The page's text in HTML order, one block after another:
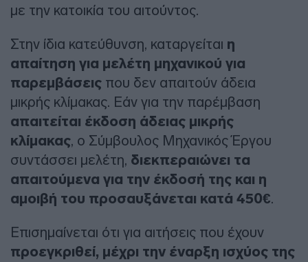
με την κατοικία του αιτούντος.
Στην ίδια κατεύθυνση, καταργείται η
απαίτηση για μελέτη μηχανικού για
παρεμβάσεις που δεν απαιτούν άδεια
μικρής κλίμακας. Εάν για την παρέμβαση
απαιτείται έκδοση άδειας μικρής
κλίμακας, ο Σύμβουλος Μηχανικός Έργου
συντάσσει μελέτη, διεκπεραιώνει τα
απαιτούμενα για την έκδοσή της και η
αμοιβή του προσαυξάνεται κατά 450€.
Επισημαίνεται ότι για αιτήσεις που έχουν
προεγκριθεί, μέχρι την έναρξη ισχύος της